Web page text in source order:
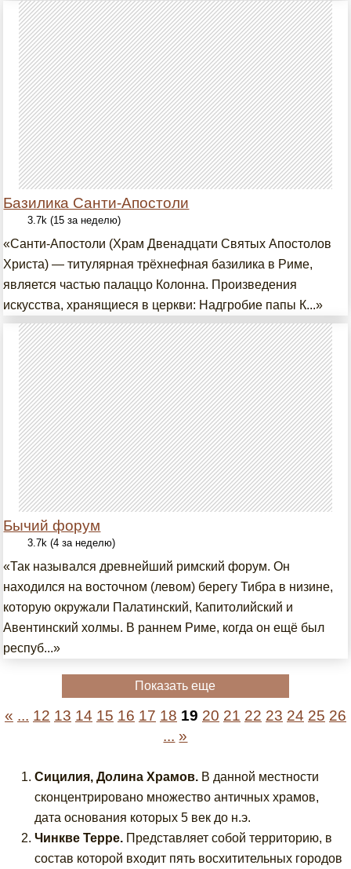
Базилика Санти-Апостоли
3.7k (15 за неделю)
«Санти-Апостоли (Храм Двенадцати Святых Апостолов
Христа) — титулярная трёхнефная базилика в Риме,
является частью палаццо Колонна. Произведения
искусства, хранящиеся в церкви: Надгробие папы К...»
Бычий форум
3.7k (4 за неделю)
«Так назывался древнейший римский форум. Он
находился на восточном (левом) берегу Тибра в низине,
которую окружали Палатинский, Капитолийский и
Авентинский холмы. В раннем Риме, когда он ещё был
респуб...»
Показать еще
« ... 12 13 14 15 16 17 18 19 20 21 22 23 24 25 26
... »
Сицилия, Долина Храмов. В данной местности
сконцентрировано множество античных храмов,
дата основания которых 5 век до н.э.
Чинкве Терре. Представляет собой территорию, в
состав которой входит пять восхитительных городов